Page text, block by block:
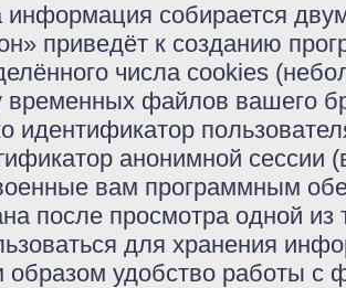
собирается
приведёт к созданию
числа cookies
временных файлов вашего
идентификатор
анонимной сессии
вам программным
после просмотра одной
для хранения
образом удобство работы с